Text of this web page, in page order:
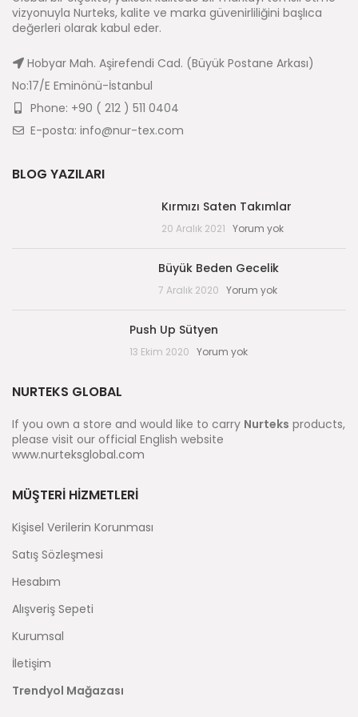
vizyonuyla Nurteks, kalite ve marka güvenirliliğini başlıca
değerleri olarak kabul eder.
Hobyar Mah. Aşirefendi Cad. (Büyük Postane Arkası)
No:17/E Eminönü-İstanbul
Phone: +90 ( 212 ) 511 0404
E-posta: info@nur-tex.com
BLOG YAZILARI
Kırmızı Saten Takımlar
20 Aralık 2021 Yorum yok
Büyük Beden Gecelik
7 Aralık 2020 Yorum yok
Push Up Sütyen
13 Ekim 2020 Yorum yok
NURTEKS GLOBAL
If you own a store and would like to carry Nurteks products,
please visit our official English website
www.nurteksglobal.com
MÜŞTERI HIZMETLERI
Kişisel Verilerin Korunması
Satış Sözleşmesi
Hesabım
Alışveriş Sepeti
Kurumsal
İletişim
Trendyol Mağazası